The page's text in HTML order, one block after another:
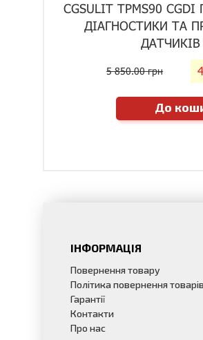
CGSULIT TPMS90
ДІАГНОСТИКИ ТА
ДАТЧИКІВ
5 850.00 грн
До
ІНФОРМАЦІЯ
Повернення товару
Політика повернення товарів
Гарантії
Контакти
Про нас